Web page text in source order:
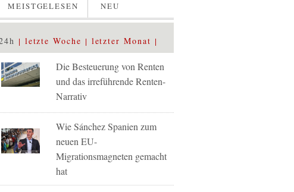
MEISTGELESEN NEU
letzte Woche letzter Monat
Die Besteuerung von Renten
und das irreführende Renten-
Narrativ
Wie Sánchez Spanien zum
neuen EU-
Migrationsmagneten gemacht
hat